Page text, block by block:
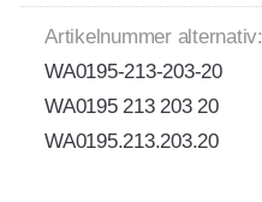
Artikelnummer alternativ:
WA0195-213-203-20
WA0195 213 203 20
WA0195.213.203.20